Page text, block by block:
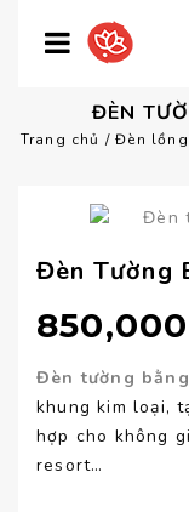
ĐÈN
Trang chủ /Đèn
Đèn Tường
850,000
Đèn tường
khung kim loại,
hợp cho không
resort…